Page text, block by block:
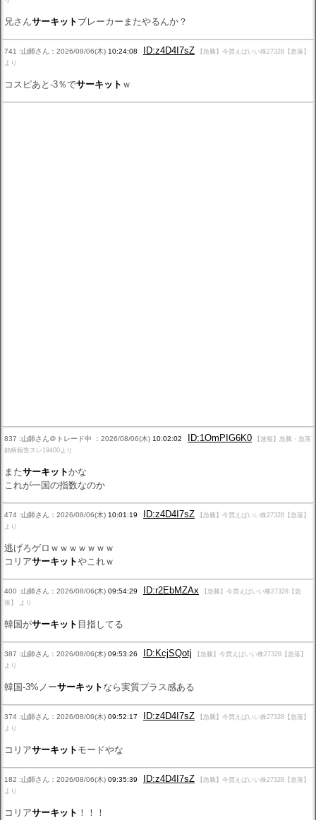
兄さんサーキット ブレーカーまたやるんか？
741 :山師さん：2026/08/06(木) 10:24:08 ID:z4D4I7sZ
【急騰】今買えばいい株27328【急落】
より
コスピあと-3％でサーキット ｗ
837 :山師さん＠トレード中 ：2026/08/06(木) 10:02:02 ID:1OmPIG6K0
【速報】急騰・急落
銘柄報告スレ19400より
またサーキットかな
これが一国の指数なのか
474 :山師さん：2026/08/06(木) 10:01:19 ID:z4D4I7sZ
【急騰】今買えばいい株27328【急落】
より
逃げろゲロｗｗｗｗｗｗｗ
コリアサーキットやこれｗ
400 :山師さん：2026/08/06(木) 09:54:29 ID:r2EbMZAx
【急騰】今買えばいい株27328【急
落】 より
韓国がサーキット 目指してる
387 :山師さん：2026/08/06(木) 09:53:26 ID:KcjSQotj
【急騰】今買えばいい株27328【急落】
より
韓国-3%ノーサーキット なら実質プラス感ある
374 :山師さん：2026/08/06(木) 09:52:17 ID:z4D4I7sZ
【急騰】今買えばいい株27328【急落】
より
コリアサーキット モードやな
182 :山師さん：2026/08/06(木) 09:35:39 ID:z4D4I7sZ
【急騰】今買えばいい株27328【急落】
より
コリアサーキット ！！！